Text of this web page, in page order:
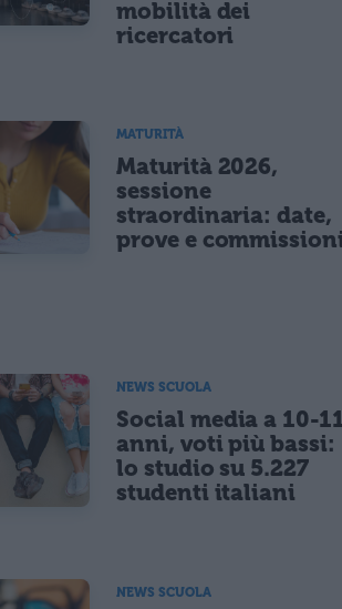
mobilità dei
ricercatori
MATURITÀ
Maturità 2026,
sessione
straordinaria: date,
prove e
NEWS SCUOLA
Social media a 10-
anni, voti più bassi:
lo studio su 5.227
studenti italiani
NEWS SCUOLA